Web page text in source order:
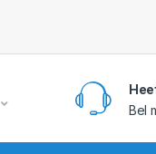
Bel